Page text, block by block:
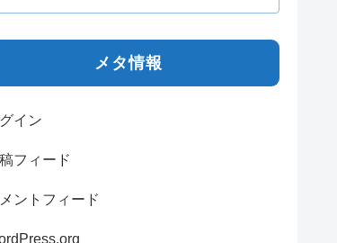
メタ情報
イン
フィード
ントフィード